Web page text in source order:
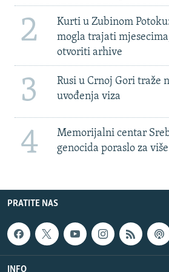
2
Kurti u Zubinom
mogla trajati
otvoriti arhive
3
Rusi u Crnoj Gori traže
uvođenja viza
4
Memorijalni centar
genocida poraslo za
PRATITE NAS
INFO